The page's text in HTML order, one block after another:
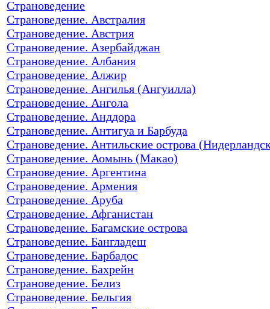
Страноведение
Страноведение. Австралия
Страноведение. Австрия
Страноведение. Азербайджан
Страноведение. Албания
Страноведение. Алжир
Страноведение. Ангилья (Ангуилла)
Страноведение. Ангола
Страноведение. Анддора
Страноведение. Антигуа и Барбуда
Страноведение. Антильские острова
Страноведение. Аомынь (Макао)
Страноведение. Аргентина
Страноведение. Армения
Страноведение. Аруба
Страноведение. Афганистан
Страноведение. Багамские острова
Страноведение. Бангладеш
Страноведение. Барбадос
Страноведение. Бахрейн
Страноведение. Белиз
Страноведение. Бельгия